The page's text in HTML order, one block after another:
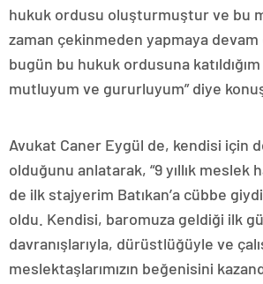
hukuk ordusu oluşturmuştur ve bu
zaman çekinmeden yapmaya
bugün bu hukuk ordusuna
mutluyum ve gururluyum” diye
Avukat Caner Eygül de, kendisi için
olduğunu anlatarak, “9 yıllık meslek
de ilk stajyerim Batıkan’a cübbe
oldu. Kendisi, baromuza geldiği ilk
davranışlarıyla, dürüstlüğüyle ve
meslektaşlarımızın beğenisini